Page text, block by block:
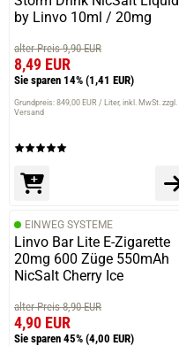
by Linvo 10ml / 20mg
alter Preis 9,90 EUR
8,49 EUR
Sie sparen 14% (1,41 EUR)
Grundpreis: 849,00 EUR / Liter inkl. MwSt. zzgl.
Versand
EINWEG SYSTEME
Linvo Bar Lite E-Zigarette
20mg 600 Züge 550mAh
NicSalt Cherry Ice
alter Preis 8,90 EUR
4,90 EUR
Sie sparen 45% (4,00 EUR)